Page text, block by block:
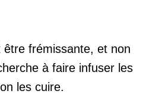
être frémissante, et non
à faire infuser les
les cuire.